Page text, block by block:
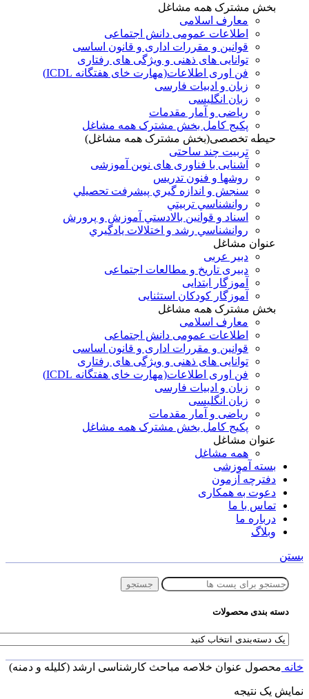
بخش مشترک همه مشاغل
معارف اسلامی
اطلاعات عمومی دانش اجتماعی
قوانین و مقررات اداری و قانون اساسی
توانایی های ذهنی و ویژگی های رفتاری
فن اوری اطلاعات(مهارت خای هفتگانه ICDL)
زبان و ادبیات فارسی
زبان انگلیسی
ریاضی و آمار مقدمات
پکیج کامل بخش مشترک همه مشاغل
حیطه تخصصی(بخش مشترک همه مشاغل)
تربیت چند ساحتی
آشنایی با فناوری های نوین آموزشی
روشها و فنون تدريس
سنجش و اندازه گيري پيشرفت تحصيلي
روانشناسي تربيتي
اسناد و قوانين بالادستي آموزش و پرورش
روانشناسي رشد و اختلالات يادگيري
عنوان مشاغل
دبير عربی
دبیری تاریخ و مطالعات اجتماعی
آموزگار ابتدایی
آموزگار کودکان استثنایی
بخش مشترک همه مشاغل
معارف اسلامی
اطلاعات عمومی دانش اجتماعی
قوانین و مقررات اداری و قانون اساسی
توانایی های ذهنی و ویژگی های رفتاری
فن اوری اطلاعات(مهارت خای هفتگانه ICDL)
زبان و ادبیات فارسی
زبان انگلیسی
ریاضی و آمار مقدمات
پکیج کامل بخش مشترک همه مشاغل
عنوان مشاغل
همه مشاغل
بسته آموزشی
دفترچه آزمون
دعوت به همکاری
تماس با ما
درباره ما
وبلاگ
بستن
جستجو
دسته بندی محصولات
خانه محصول عنوان خلاصه مباحث کارشناسی ارشد (کلیله و دمنه)
نمایش یک نتیجه